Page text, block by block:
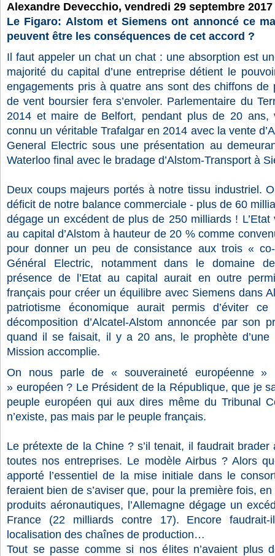
Alexandre Devecchio, vendredi 29 septembre
Le Figaro: Alstom et Siemens ont annoncé ce
peuvent être les conséquences de cet accord ?
Il faut appeler un chat un chat : une absorption est
majorité du capital d’une entreprise détient le
engagements pris à quatre ans sont des chiffons de
de vent boursier fera s’envoler. Parlementaire du
2014 et maire de Belfort, pendant plus de 20 ans,
connu un véritable Trafalgar en 2014 avec la vente
General Electric sous une présentation au
Waterloo final avec le bradage d’Alstom-Transport à
Deux coups majeurs portés à notre tissu industriel.
déficit de notre balance commerciale - plus de 60
dégage un excédent de plus de 250 milliards !
au capital d’Alstom à hauteur de 20 % comme
pour donner un peu de consistance aux trois «
Général Electric, notamment dans le domaine
présence de l’Etat au capital aurait en outre
français pour créer un équilibre avec Siemens dans
patriotisme économique aurait permis d’éviter
décomposition d’Alcatel-Alstom annoncée par son
quand il se faisait, il y a 20 ans, le prophète d’une
Mission accomplie.
On nous parle de« souveraineté européenne »
» européen ? Le Président de la République, que je
peuple européen qui aux dires même du Tribunal
n’existe, pas mais par le peuple français.
Le prétexte de la Chine ? s’il tenait, il faudrait
toutes nos entreprises. Le modèle Airbus ? Alors
apporté l’essentiel de la mise initiale dans le
feraient bien de s’aviser que, pour la première fois,
produits aéronautiques, l’Allemagne dégage un
France (22 milliards contre 17). Encore faudrait-
localisation des chaînes de production…
Tout se passe comme si nos élites n’avaient plus